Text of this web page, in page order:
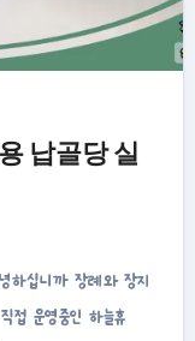
납골당 실
접 운영중인 하늘휴